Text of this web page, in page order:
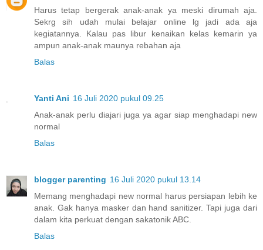
Harus tetap bergerak anak-anak ya meski dirumah aja.
Sekrg sih udah mulai belajar online lg jadi ada aja
kegiatannya. Kalau pas libur kenaikan kelas kemarin ya
ampun anak-anak maunya rebahan aja
Balas
Yanti Ani 16 Juli 2020 pukul 09.25
Anak-anak perlu diajari juga ya agar siap menghadapi new
normal
Balas
blogger parenting 16 Juli 2020 pukul 13.14
Memang menghadapi new normal harus persiapan lebih ke
anak. Gak hanya masker dan hand sanitizer. Tapi juga dari
dalam kita perkuat dengan sakatonik ABC.
Balas